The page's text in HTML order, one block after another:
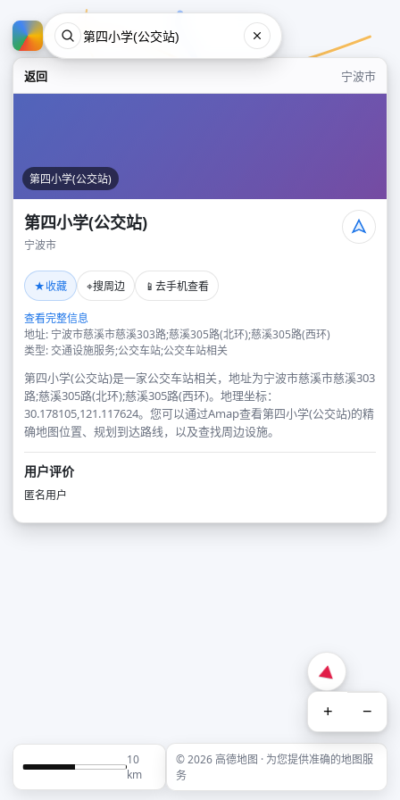
返回 宁波市
第四小学(公交站)
第四小学(公交站)
宁波市
★收藏 ⌖搜周边 📱 去手机查看
查看完整信息
地址: 宁波市慈溪市慈溪303路;慈溪305路(北环);慈溪305路(西环)
类型: 交通设施服务;公交车站;公交车站相关
第四小学(公交站)是一家公交车站相关，地址为宁波市慈溪市慈溪303
路;慈溪305路(北环);慈溪305路(西环)。地理坐标：
30.178105,121.117624。您可以通过Amap查看第四小学(公交站)的精
确地图位置、规划到达路线，以及查找周边设施。
用户评价
匿名用户
+ −
10
km
© 2026 高德地图 · 为您提供准确的地图服
务